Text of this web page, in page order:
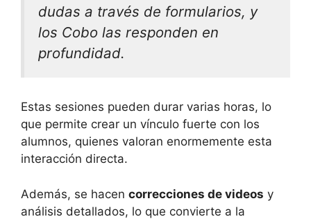
dudas a través de formularios, y
los Cobo las responden en
profundidad.
Estas sesiones pueden durar varias horas, lo
que permite crear un vínculo fuerte con los
alumnos, quienes valoran enormemente esta
interacción directa.
Además, se hacen correcciones de videos y
análisis detallados, lo que convierte a la